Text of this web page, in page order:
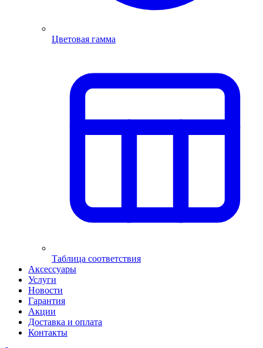
Цветовая гамма
Таблица соответствия
Аксессуары
Услуги
Новости
Гарантия
Акции
Доставка и оплата
Контакты